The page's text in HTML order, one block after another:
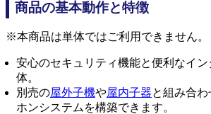
商品の基本動作と特徴
※本商品は単体ではご利用できません。
安心のセキュリティ機能と便利なイ
体。
別売の屋外子機や屋内子器と組み合
ホンシステムを構築できます。